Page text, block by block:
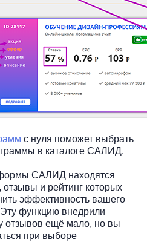
с нуля поможет выбрать
в каталоге САЛИД.
САЛИД находятся
и рейтинг которых
эффективность вашего
функцию внедрили
отзывов ещё мало, но вы
при выборе